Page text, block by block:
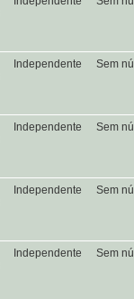
Independente Sem
Independente Sem
Independente Sem
Independente Sem